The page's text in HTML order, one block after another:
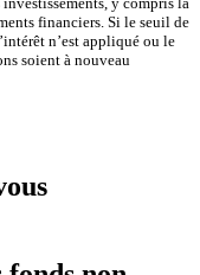
financiers. Si le seuil de
nʼest appliqué ou le
soient à nouveau